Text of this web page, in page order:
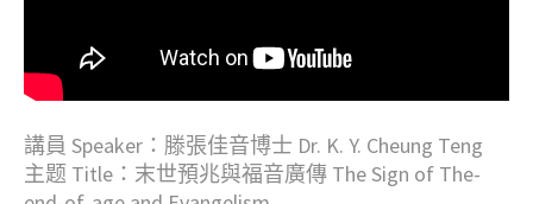
講員 Speaker：滕張佳音博士 Dr. K. Y. Cheung Teng
主题 Title：末世預兆與福音廣傳 The Sign of The-